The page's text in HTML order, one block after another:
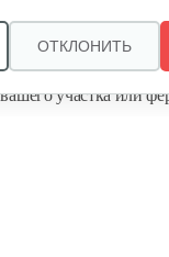
поможем подобрать
участка или
ОТКЛОНИТЬ